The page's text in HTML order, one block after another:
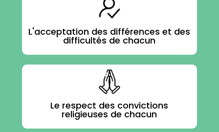
L'acceptation des différences et des
difficultés de chacun
Le respect des convictions
religieuses de chacun